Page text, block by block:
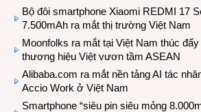
Bộ đôi smartphone Xiaomi REDMI 17
7.500mAh ra mắt thị trường Việt Nam
Moonfolks ra mắt tại Việt Nam thúc
thương hiệu Việt vươn tầm ASEAN
Alibaba.com ra mắt nền tảng AI tác
Accio Work ở Việt Nam
Smartphone “siêu pin siêu mỏng